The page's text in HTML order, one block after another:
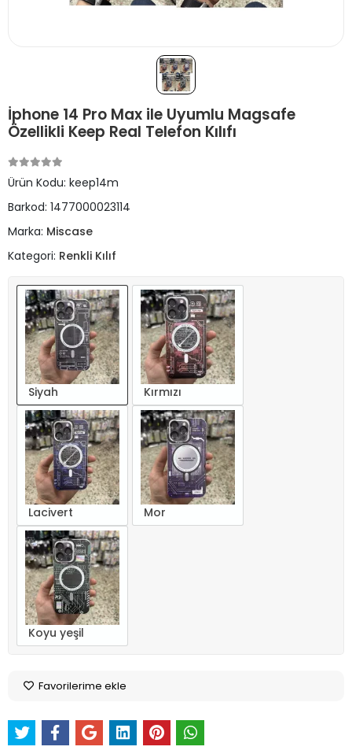
İphone 14 Pro Max ile Uyumlu Magsafe
Özellikli Keep Real Telefon Kılıfı
Ürün Kodu: keep14m
Barkod: 1477000023114
Marka: Miscase
Kategori: Renkli Kılıf
Siyah Kırmızı
Lacivert Mor
Koyu yeşil
Favorilerime ekle